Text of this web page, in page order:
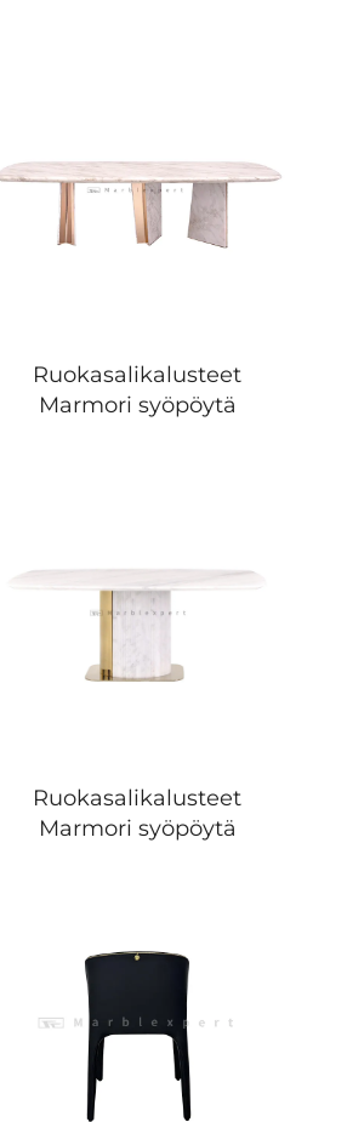
Ruokasalikalusteet
Marmori syöpöytä
Ruokasalikalusteet
Marmori syöpöytä